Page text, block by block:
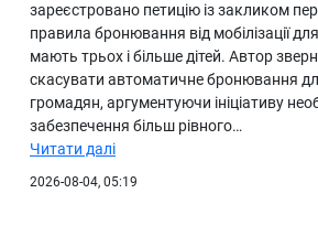
зареєстровано петицію із закликом
правила бронювання від мобілізації для
мають трьох і більше дітей. Автор
скасувати автоматичне бронювання для
громадян, аргументуючи ініціативу
забезпечення більш рівного…
Читати далі
2026-08-04, 05:19